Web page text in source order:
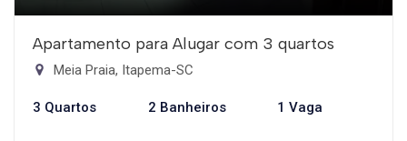
Apartamento para Alugar com 3 quartos
Meia Praia, Itapema-SC
3 Quartos 2 Banheiros 1 Vaga